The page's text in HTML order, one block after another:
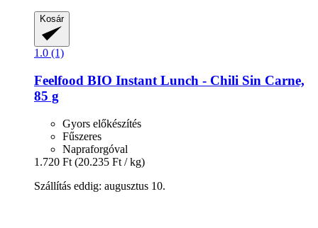
Kosár
1.0 (1)
Feelfood BIO Instant Lunch -​ Chili Sin Carne,
85 g
Gyors előkészítés
Fűszeres
Napraforgóval
1.720 Ft (20.235 Ft / kg)
Szállítás eddig: augusztus 10.